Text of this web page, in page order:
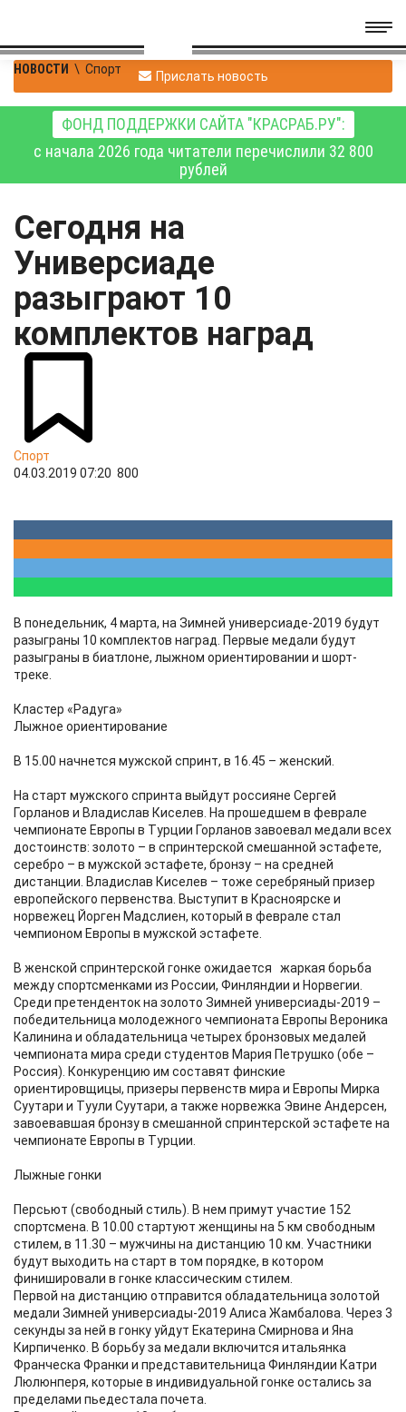
НОВОСТИ \ Спорт Прислать новость
ФОНД ПОДДЕРЖКИ САЙТА "КРАСРАБ.РУ":
с начала 2026 года читатели перечислили 32 800
рублей
Сегодня на
Универсиаде
разыграют 10
комплектов наград
Спорт
04.03.2019 07:20 800
В понедельник, 4 марта, на Зимней универсиаде-2019 будут
разыграны 10 комплектов наград. Первые медали будут
разыграны в биатлоне, лыжном ориентировании и шорт-
треке.
Кластер «Радуга»
Лыжное ориентирование
В 15.00 начнется мужской спринт, в 16.45 – женский.
На старт мужского спринта выйдут россияне Сергей
Горланов и Владислав Киселев. На прошедшем в феврале
чемпионате Европы в Турции Горланов завоевал медали всех
достоинств: золото – в спринтерской смешанной эстафете,
серебро – в мужской эстафете, бронзу – на средней
дистанции. Владислав Киселев – тоже серебряный призер
европейского первенства. Выступит в Красноярске и
норвежец Йорген Мадслиен, который в феврале стал
чемпионом Европы в мужской эстафете.
В женской спринтерской гонке ожидается жаркая борьба
между спортсменками из России, Финляндии и Норвегии.
Среди претенденток на золото Зимней универсиады-2019 –
победительница молодежного чемпионата Европы Вероника
Калинина и обладательница четырех бронзовых медалей
чемпионата мира среди студентов Мария Петрушко (обе –
Россия). Конкуренцию им составят финские
ориентировщицы, призеры первенств мира и Европы Мирка
Суутари и Туули Суутари, а также норвежка Эвине Андерсен,
завоевавшая бронзу в смешанной спринтерской эстафете на
чемпионате Европы в Турции.
Лыжные гонки
Персьют (свободный стиль). В нем примут участие 152
спортсмена. В 10.00 стартуют женщины на 5 км свободным
стилем, в 11.30 – мужчины на дистанцию 10 км. Участники
будут выходить на старт в том порядке, в котором
финишировали в гонке классическим стилем.
Первой на дистанцию отправится обладательница золотой
медали Зимней универсиады-2019 Алиса Жамбалова. Через 3
секунды за ней в гонку уйдут Екатерина Смирнова и Яна
Кирпиченко. В борьбу за медали включится итальянка
Франческа Франки и представительница Финляндии Катри
Люлюнперя, которые в индивидуальной гонке остались за
пределами пьедестала почета.